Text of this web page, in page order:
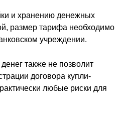
и хранению денежных
размер тарифа необходимо
учреждении.
также не позволит
договора купли-
любые риски для